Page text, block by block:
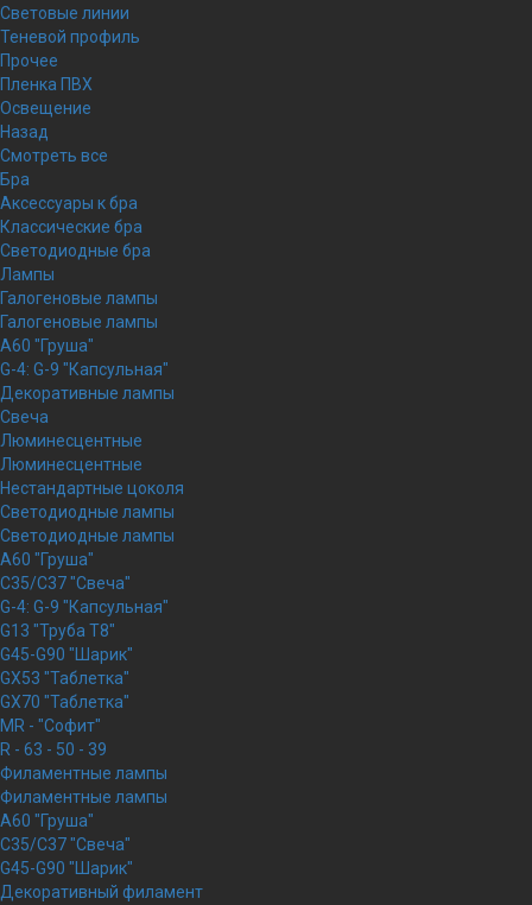
Световые линии
Теневой профиль
Прочее
Пленка ПВХ
Освещение
Назад
Смотреть все
Бра
Аксессуары к бра
Классические бра
Светодиодные бра
Лампы
Галогеновые лампы
Галогеновые лампы
A60 "Груша"
G-4: G-9 "Капсульная"
Декоративные лампы
Свеча
Люминесцентные
Люминесцентные
Нестандартные цоколя
Светодиодные лампы
Светодиодные лампы
A60 "Груша"
C35/C37 "Свеча"
G-4: G-9 "Капсульная"
G13 "Труба Т8"
G45-G90 "Шарик"
GX53 "Таблетка"
GX70 "Таблетка"
MR - "Софит"
R - 63 - 50 - 39
Филаментные лампы
Филаментные лампы
A60 "Груша"
C35/C37 "Свеча"
G45-G90 "Шарик"
Декоративный филамент